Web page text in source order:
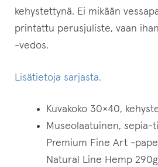
kehystettynä. Ei mikään
printattu perusjuliste, vaan
-vedos.
Lisätietoja sarjasta.
Kuvakoko 30×40,
Museolaatuinen, sepia-
Premium Fine Art -
Natural Line Hemp 290g